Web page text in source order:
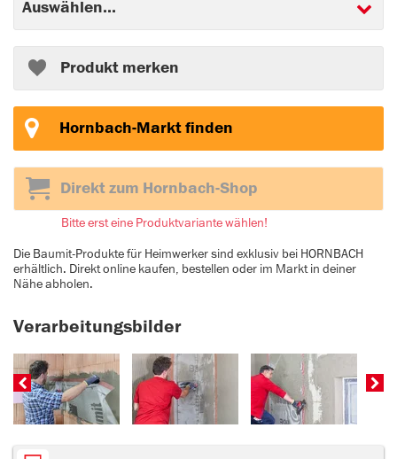
Produkt merken
Hornbach-Markt finden
Direkt zum Hornbach-Shop
Bitte erst eine Produktvariante wählen!
Die Baumit-Produkte für Heimwerker sind exklusiv bei HORNBACH
erhältlich. Direkt online kaufen, bestellen oder im Markt in deiner
Nähe abholen.
Verarbeitungsbilder